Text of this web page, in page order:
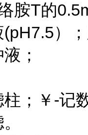
胺T的
）
；
；￥ -记